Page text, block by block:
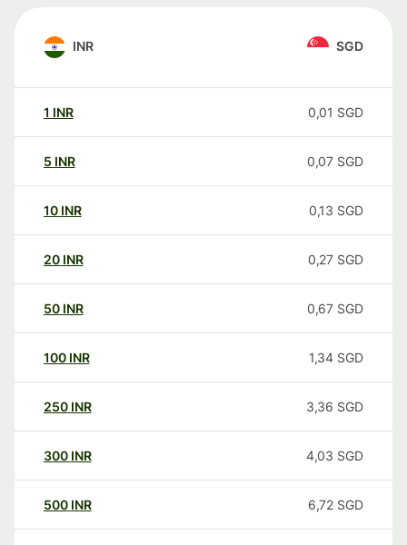
INR SGD
1 INR 0,01 SGD
5 INR 0,07 SGD
10 INR 0,13 SGD
20 INR 0,27 SGD
50 INR 0,67 SGD
100 INR 1,34 SGD
250 INR 3,36 SGD
300 INR 4,03 SGD
500 INR 6,72 SGD